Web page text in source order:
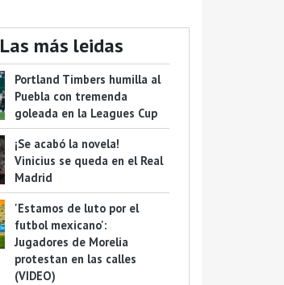
Las más leidas
Portland Timbers humilla al
Puebla con tremenda
goleada en la Leagues Cup
¡Se acabó la novela!
Vinicius se queda en el Real
Madrid
'Estamos de luto por el
futbol mexicano':
Jugadores de Morelia
protestan en las calles
(VIDEO)